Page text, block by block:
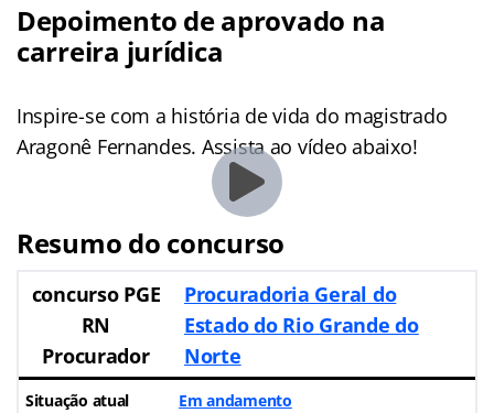
Depoimento de aprovado na
carreira jurídica
Inspire-se com a história de vida do magistrado
Aragonê Fernandes. Assista ao vídeo abaixo!
Resumo do concurso
concurso PGE
RN
Procurador
Procuradoria Geral do
Estado do Rio Grande do
Norte
Situação atual Em andamento